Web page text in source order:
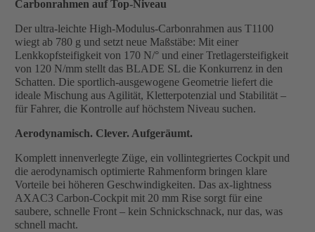
Carbonrahmen auf Top-Niveau
Der ultra-leichte High-Modulus-Carbonrahmen aus T1100
wiegt ab 780 g und setzt neue Maßstäbe: Mit einer
Lenkkopfsteifigkeit von 170 N/° und einer Tretlagersteifigkeit
von 120 N/mm stellt das BLADE SL die Konkurrenz in den
Schatten. Die sportlich-ausgewogene Geometrie liefert die
ideale Mischung aus Agilität, Kletterpotenzial und Stabilität –
für Fahrer, die Kontrolle auf höchstem Niveau suchen.
Aerodynamisch. Clever. Aufgeräumt.
Komplett innenverlegte Züge, ein vollintegriertes Cockpit und
die aerodynamisch optimierte Rahmenform bringen klare
Vorteile bei höheren Geschwindigkeiten. Das ax-lightness
AXAC3 Carbon-Cockpit mit 20 mm Rise sorgt für eine
saubere, schnelle Front – kein Schnickschnack, nur das, was
schnell macht.